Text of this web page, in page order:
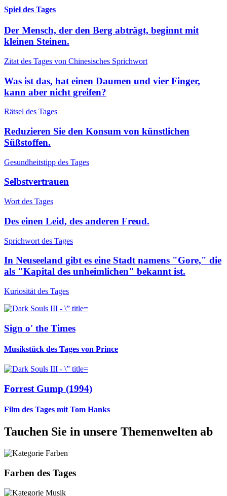
Spiel des Tages
Der Mensch, der den Berg abträgt, beginnt mit
kleinen Steinen.
Zitat des Tages von Chinesisches Sprichwort
Was ist das, hat einen Daumen und vier Finger,
kann aber nicht greifen?
Rätsel des Tages
Reduzieren Sie den Konsum von künstlichen
Süßstoffen.
Gesundheitstipp des Tages
Selbstvertrauen
Wort des Tages
Des einen Leid, des anderen Freud.
Sprichwort des Tages
In Neuseeland gibt es eine Stadt namens "Gore," die
als "Kapital des unheimlichen" bekannt ist.
Kuriosität des Tages
Sign o' the Times
Musikstück des Tages von Prince
Forrest Gump (1994)
Film des Tages mit Tom Hanks
Tauchen Sie in unsere Themenwelten ab
Farben des Tages